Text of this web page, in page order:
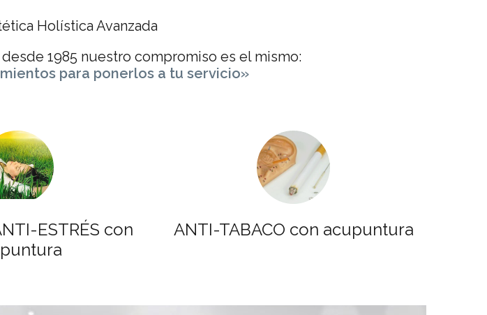
Holística Avanzada
1985 nuestro compromiso es el mismo:
para ponerlos a tu servicio»
ESTRÉS con
ANTI-TABACO con acupuntura